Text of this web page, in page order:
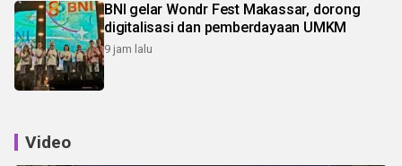
BNI gelar Wondr Fest Makassar, dorong
digitalisasi dan pemberdayaan UMKM
9 jam lalu
Video